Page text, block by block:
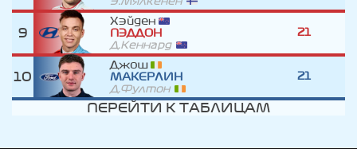
9
Хэйден
ПЭДДОН
Д.Кеннард
21
10
Джош
МАКЕРЛИН
Д.Фултон
21
ПЕРЕЙТИ К ТАБЛИЦАМ